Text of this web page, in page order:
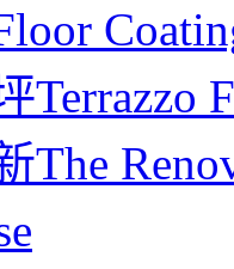
Terrazzo
The